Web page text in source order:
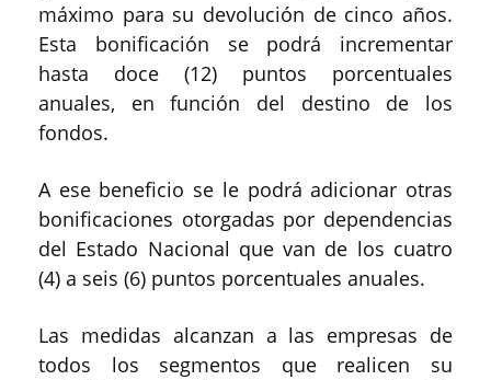
máximo para su devolución de cinco años.
Esta bonificación se podrá incrementar
hasta doce (12) puntos porcentuales
anuales, en función del destino de los
fondos.
A ese beneficio se le podrá adicionar otras
bonificaciones otorgadas por dependencias
del Estado Nacional que van de los cuatro
(4) a seis (6) puntos porcentuales anuales.
Las medidas alcanzan a las empresas de
todos los segmentos que realicen su